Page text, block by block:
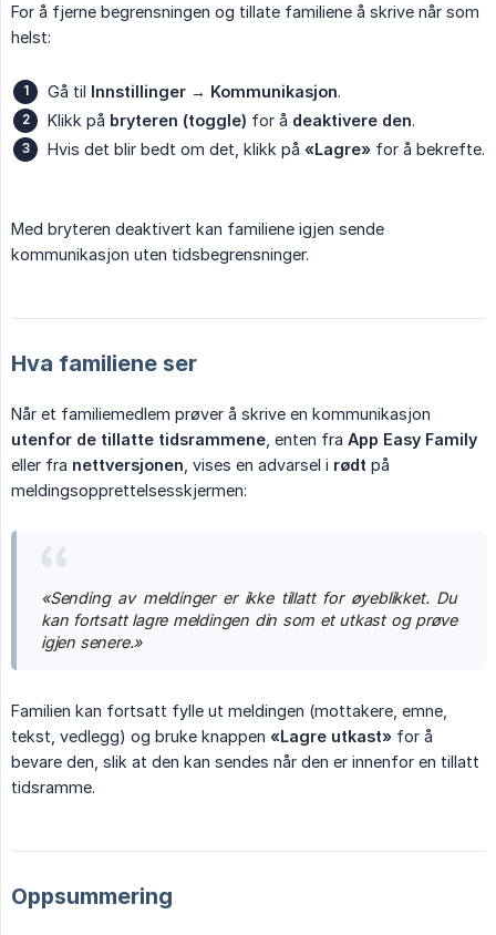
For å fjerne begrensningen og tillate familiene å skrive når som
helst:
Gå til Innstillinger → Kommunikasjon.
Klikk på bryteren (toggle) for å deaktivere den.
Hvis det blir bedt om det, klikk på «Lagre» for å bekrefte.
Med bryteren deaktivert kan familiene igjen sende
kommunikasjon uten tidsbegrensninger.
Hva familiene ser
Når et familiemedlem prøver å skrive en kommunikasjon
utenfor de tillatte tidsrammene , enten fra App Easy Family
eller fra nettversjonen , vises en advarsel i rødt på
meldingsopprettelsesskjermen:
«Sending av meldinger er ikke tillatt for øyeblikket. Du
kan fortsatt lagre meldingen din som et utkast og prøve
igjen senere.»
Familien kan fortsatt fylle ut meldingen (mottakere, emne,
tekst, vedlegg) og bruke knappen «Lagre utkast» for å
bevare den, slik at den kan sendes når den er innenfor en tillatt
tidsramme.
Oppsummering